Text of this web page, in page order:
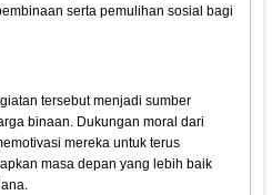
serta pemulihan sosial bagi
tersebut menjadi sumber
binaan. Dukungan moral dari
mereka untuk terus
masa depan yang lebih baik